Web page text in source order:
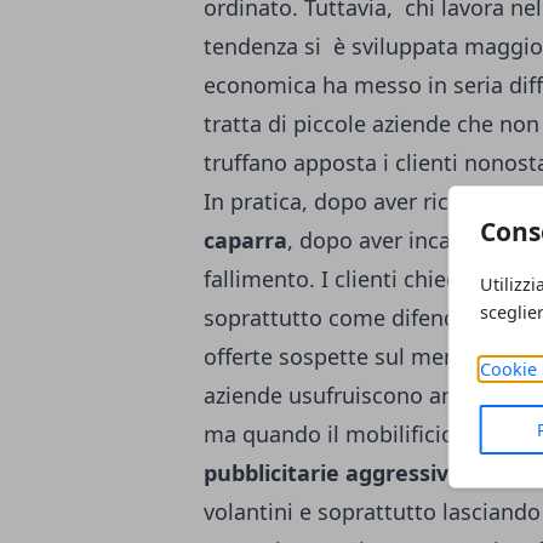
Cookie
ordinato. Tuttavia, chi lavora
tendenza si è sviluppata
economica ha messo in seria
tratta di piccole aziende che
truffano apposta i clienti
In pratica, dopo aver ricevuto
caparra, dopo aver incassato i
fallimento. I clienti chiedono a
soprattutto come difendersi da
offerte sospette sul mercato. La
aziende usufruiscono anche di
ma quando il mobilificio in
pubblicitarie aggressive
volantini e soprattutto